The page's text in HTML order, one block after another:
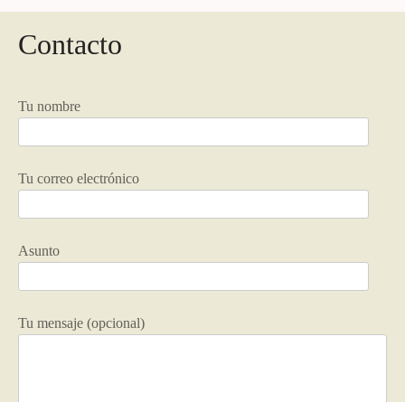
Contacto
Tu nombre
Tu correo electrónico
Asunto
Tu mensaje (opcional)